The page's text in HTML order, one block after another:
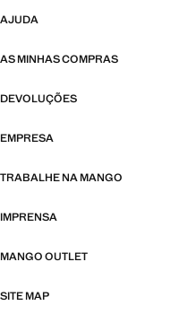
AJUDA
AS MINHAS COMPRAS
DEVOLUÇÕES
EMPRESA
TRABALHE NA MANGO
IMPRENSA
MANGO OUTLET
SITE MAP